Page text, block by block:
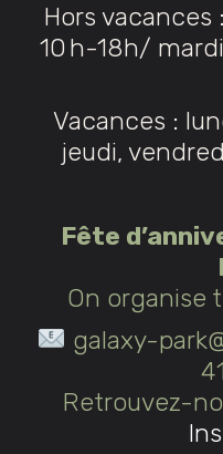
VOUS
Hors
10 h-18h/
Vacances :
jeudi,
Fête
On organise
galaxy-
Retrouvez-